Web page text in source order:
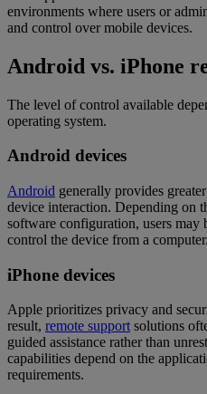
environments where users or
and control over mobile devices.
Android vs. iPhone
The level of control available
operating system.
Android devices
Android generally provides
device interaction. Depending on
software configuration, users may
control the device from a computer.
iPhone devices
Apple prioritizes privacy and
result, remote supportsolutions
guided assistance rather than
capabilities depend on the
requirements.